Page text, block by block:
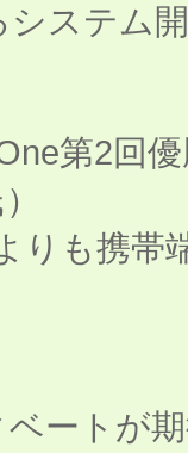
システム
第2回
りも携
ートが